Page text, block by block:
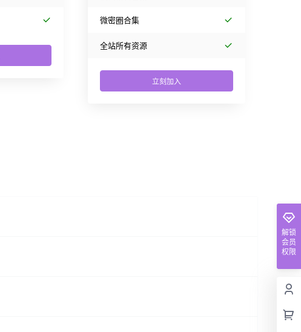
微密圈合集
全站所有资源
立刻加入
解锁
会员
权限